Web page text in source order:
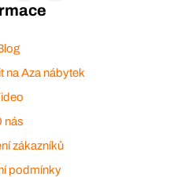
na Aza nábytek
nás
zákazníků
podmínky